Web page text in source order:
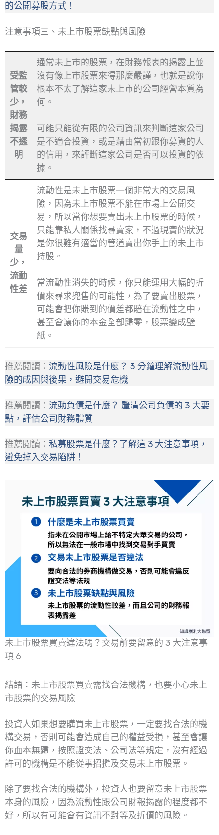
的公開募股方式！
注意事項三、未上市股票缺點與風險
受監
管較
少，
財務
揭露
不透
明
通常未上市的股票，在財務報表的揭露上並
沒有像上市股票來得那麼嚴謹，也就是說你
根本不太了解這家未上市的公司經營本質為
何。
可能只能從有限的公司資訊來判斷這家公司
是不適合投資，或是藉由當初跟你募資的人
的信用，來評斷這家公司是否可以投資的依
據。
交易
量
少，
流動
性差
流動性是未上市股票一個非常大的交易風
險，因為未上市股票不能在市場上公開交
易，所以當你想要賣出未上市股票的時候，
只能靠私人關係找尋賣家，不過現實的狀況
是你很難有適當的管道賣出你手上的未上市
持股。
當流動性消失的時候，你只能運用大幅的折
價來尋求兜售的可能性，為了要賣出股票，
可能會把你賺到的價差都賠在流動性之中，
甚至會讓你的本金全部歸零，股票變成壁
紙。
推薦閱讀： 流動性風險是什麼？ 3 分鐘理解流動性風
險的成因與後果，避開交易危機
推薦閱讀： 流動負債是什麼？ 釐清公司負債的 3 大要
點，評估公司財務體質
推薦閱讀： 私募股票是什麼？了解這 3 大注意事項，
避免掉入交易陷阱！
未上市股票買賣違法嗎？交易前要留意的 3 大注意事
項 6
結語：未上市股票買賣需找合法機構，也要小心未上
市股票的交易風險
投資人如果想要購買未上市股票，一定要找合法的機
構交易，否則可能會造成自己的權益受損，甚至會讓
你血本無歸，按照證交法、公司法等規定，沒有經過
許可的機構是不能從事招攬及交易未上市股票。
除了要找合法的機構外，投資人也要留意未上市股票
本身的風險，因為流動性跟公司財報揭露的程度都不
好，所以有可能會有資訊不對等及折價的風險。